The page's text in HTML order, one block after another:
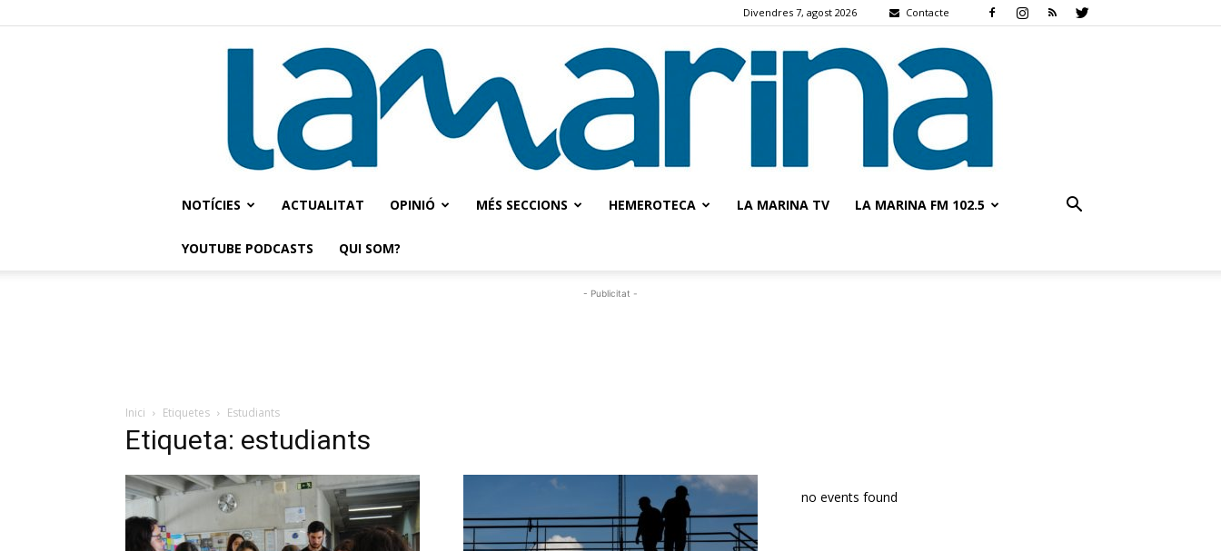
Divendres 7, agost 2026 Contacte
NOTÍCIES ACTUALITAT OPINIÓ MÉS SECCIONS HEMEROTECA LA MARINA TV LA MARINA FM 102.5
YOUTUBE PODCASTS QUI SOM?
- Publicitat -
Inici Etiquetes Estudiants
Etiqueta: estudiants
no events found